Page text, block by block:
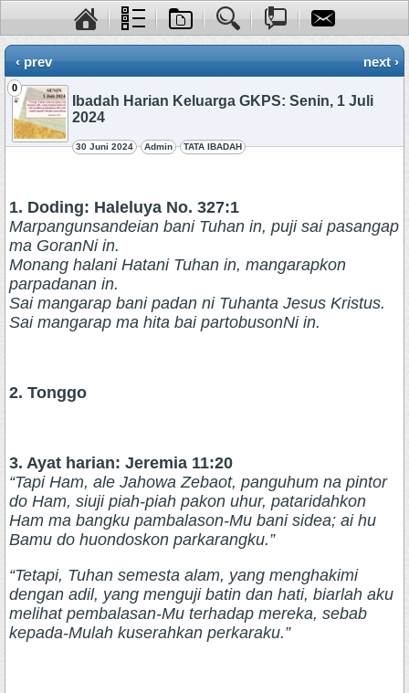
‹ prev next ›
0
Ibadah Harian Keluarga GKPS: Senin, 1 Juli
2024
30 Juni 2024 Admin TATA IBADAH
1. Doding: Haleluya No. 327:1
Marpangunsandeian bani Tuhan in, puji sai pasangap
ma GoranNi in.
Monang halani Hatani Tuhan in, mangarapkon
parpadanan in.
Sai mangarap bani padan ni Tuhanta Jesus Kristus.
Sai mangarap ma hita bai partobusonNi in.
2. Tonggo
3. Ayat harian: Jeremia 11:20
“Tapi Ham, ale Jahowa Zebaot, panguhum na pintor
do Ham, siuji piah-piah pakon uhur, pataridahkon
Ham ma bangku pambalason-Mu bani sidea; ai hu
Bamu do huondoskon parkarangku.”
“Tetapi, Tuhan semesta alam, yang menghakimi
dengan adil, yang menguji batin dan hati, biarlah aku
melihat pembalasan-Mu terhadap mereka, sebab
kepada-Mulah kuserahkan perkaraku.”